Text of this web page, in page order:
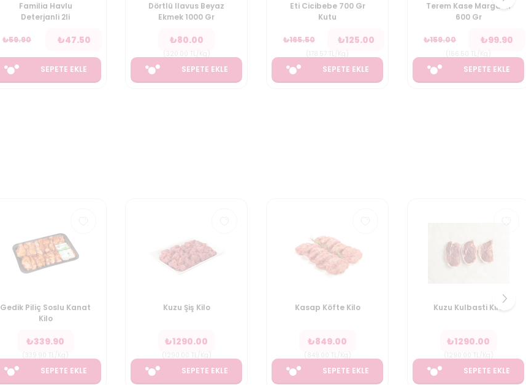
Familia Havlu
Deterjanli 2li
₺59.90 ₺47.50
SEPETE EKLE
Dörtlü Ilavus Beyaz
Ekmek 1000 Gr
₺80.00
SEPETE EKLE
Eti Cicibebe 700 Gr
Kutu
₺165.50 ₺125.00
SEPETE EKLE
Terem Kase Margarin
600 Gr
₺159.00 ₺99.90
SEPETE EKLE
Gedik Piliç Soslu Kanat
Kilo
₺339.90
SEPETE EKLE
Kuzu Şiş Kilo
₺1290.00
SEPETE EKLE
Kasap Köfte Kilo
₺849.00
SEPETE EKLE
Kuzu Kulbasti Kilo
₺1290.00
SEPETE EKLE